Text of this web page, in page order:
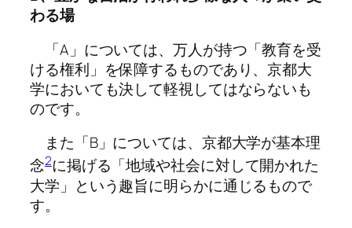
わる場
「A」については、万人が持つ「教育を受
ける権利」を保障するものであり、京都大
学においても決して軽視してはならないも
のです。
また「B」については、京都大学が基本理
念2に掲げる「地域や社会に対して開かれた
大学」という趣旨に明らかに通じるもので
す。